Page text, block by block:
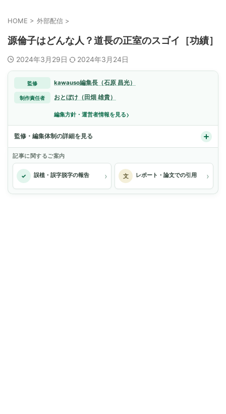
HOME > 外部配信 >
源倫子はどんな人？道長の正室のスゴイ［功績］
2024年3月29日 2024年3月24日
監修 kawauso編集長（石原 昌光）
制作責任者 おとぼけ（田畑 雄貴）
編集方針・運営者情報を見る›
監修・編集体制の詳細を見る
記事に関するご案内
✓ 誤植・誤字脱字の報告 › 文 レポート・論文での引用 ›